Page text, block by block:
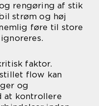
rengøring af stik
strøm og høj
føre til store
faktor.
flow kan
og
at kontrollere